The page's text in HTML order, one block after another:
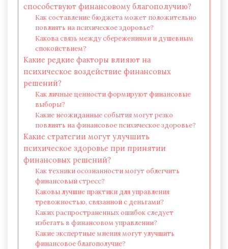
способствуют финансовому благополучию?
Как составление бюджета может положительно
повлиять на психическое здоровье?
Какова связь между сбережениями и душевным
спокойствием?
Какие редкие факторы влияют на
психическое воздействие финансовых
решений?
Как личные ценности формируют финансовые
выборы?
Какие неожиданные события могут резко
повлиять на финансовое психическое здоровье?
Какие стратегии могут улучшить
психическое здоровье при принятии
финансовых решений?
Как техники осознанности могут облегчить
финансовый стресс?
Каковы лучшие практики для управления
тревожностью, связанной с деньгами?
Каких распространенных ошибок следует
избегать в финансовом управлении?
Какие экспертные мнения могут улучшить
финансовое благополучие?